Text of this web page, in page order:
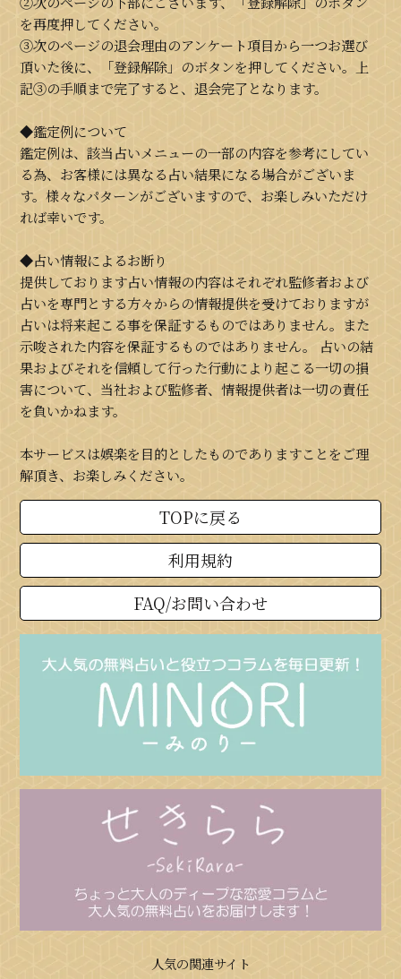
を再度押してください。
③次のページの退会理由のアンケート項目から一つお選び
頂いた後に、「登録解除」のボタンを押してください。上
記③の手順まで完了すると、退会完了となります。
◆鑑定例について
鑑定例は、該当占いメニューの一部の内容を参考にしてい
る為、お客様には異なる占い結果になる場合がございま
す。様々なパターンがございますので、お楽しみいただけ
れば幸いです。
◆占い情報によるお断り
提供しております占い情報の内容はそれぞれ監修者および
占いを専門とする方々からの情報提供を受けておりますが
占いは将来起こる事を保証するものではありません。また
示唆された内容を保証するものではありません。 占いの結
果およびそれを信頼して行った行動により起こる一切の損
害について、当社および監修者、情報提供者は一切の責任
を負いかねます。
本サービスは娯楽を目的としたものでありますことをご理
解頂き、お楽しみください。
TOPに戻る
利用規約
FAQ/お問い合わせ
人気の関連サイト